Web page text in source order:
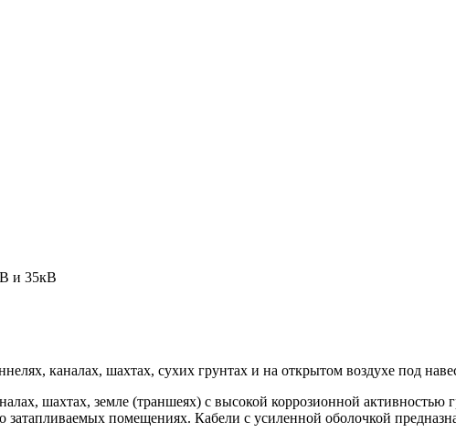
и 35кВ
каналах, шахтах, сухих грунтах и на открытом воздухе под
шахтах, земле (траншеях) с высокой коррозионной активностью
помещениях. Кабели с усиленной оболочкой